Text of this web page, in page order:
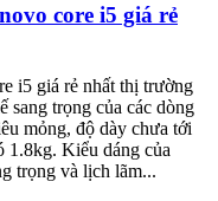
core i5 giá rẻ
i5 giá rẻ nhất thị trường
sang trọng của các dòng
mỏng, độ dày chưa tới
1.8kg. Kiểu dáng của
trọng và lịch lãm...